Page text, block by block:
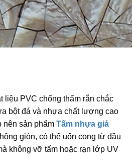
liệu PVC chống thấm rắn chắc
bột đá và nhựa chất lượng cao
nên sản phẩm Tấm nhựa giả
giòn, có thể uốn cong từ đầu
không vỡ tấm hoặc rạn lớp UV